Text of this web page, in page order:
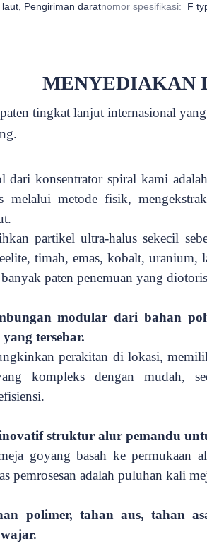
Pengiriman daratnomor spesifikasi: F
MENYEDIAKAN
tingkat lanjut internasional
konsentrator spiral kami
melalui metode fisik,
partikel ultra-halus sekecil
timah, emas, kobalt, uranium,
paten penemuan yang
modular dari bahan
tersebar.
perakitan di lokasi,
kompleks dengan mudah,
.
struktur alur pemandu
goyang basah ke permukaan
pemrosesan adalah puluhan kali
polimer, tahan aus, tahan
.